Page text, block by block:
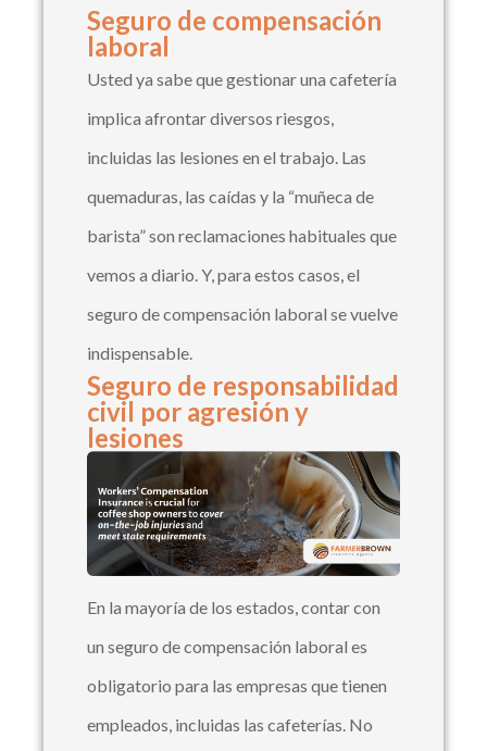
Seguro de compensación
laboral
Usted ya sabe que gestionar una cafetería
implica afrontar diversos riesgos,
incluidas las lesiones en el trabajo. Las
quemaduras, las caídas y la “muñeca de
barista” son reclamaciones habituales que
vemos a diario. Y, para estos casos, el
seguro de compensación laboral se vuelve
indispensable.
Seguro de responsabilidad
civil por agresión y
lesiones
En la mayoría de los estados, contar con
un seguro de compensación laboral es
obligatorio para las empresas que tienen
empleados, incluidas las cafeterías. No